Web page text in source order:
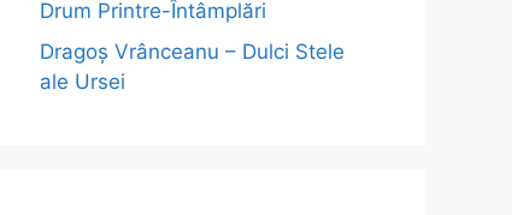
Drum Printre-Întâmplări
Dragoş Vrânceanu – Dulci Stele
ale Ursei